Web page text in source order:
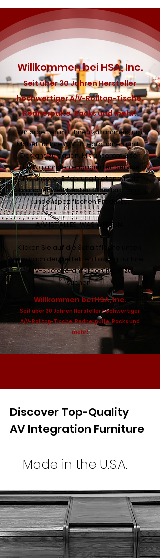
Willkommen bei HSA, Inc.
Seit über 30 Jahren Hersteller
hochwertiger A/V-Rolltop-Tische,
Rednerpulte, Racks und mehr!
Wir arbeiten mit Ihnen zusammen, um
Möbel für Ihre A/V-Integrationen und -
Designs zu bauen. Mit unserem über
dreißigjährigen engagierten Service
und unserer Erfahrung bieten wir die
branchenweit besten Standard- und
kundenspezifischen Produkte.
A/V IST ALLES, WAS WIR TUN.
Klicken Sie auf die Schaltfläche unten,
um nach der perfekten Lösung für Ihre
A/V-Speicheranforderungen zu
suchen!
Willkommen bei HSA, Inc.
Seit über 30 Jahren Hersteller hochwertiger
A/V-Rolltop-Tische, Rednerpulte, Racks und
mehr!
Discover Top-Quality
AV Integration Furniture
Made in the U.S.A.